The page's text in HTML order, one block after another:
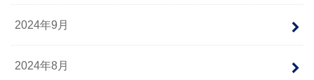
2024年9月
2024年8月